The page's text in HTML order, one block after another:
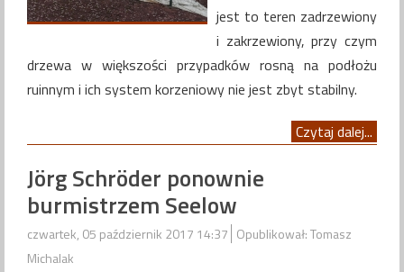
jest to teren zadrzewiony
i zakrzewiony, przy czym
drzewa w większości przypadków rosną na podłożu
ruinnym i ich system korzeniowy nie jest zbyt stabilny.
Czytaj dalej...
Jörg Schröder ponownie
burmistrzem Seelow
czwartek, 05 październik 2017 14:37 Opublikował: Tomasz
Michalak